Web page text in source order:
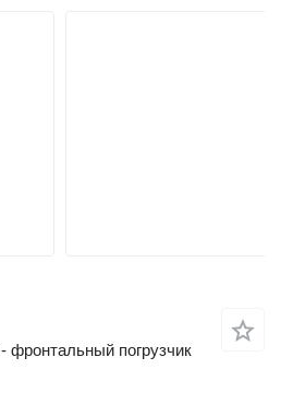
фронтальный погрузчик